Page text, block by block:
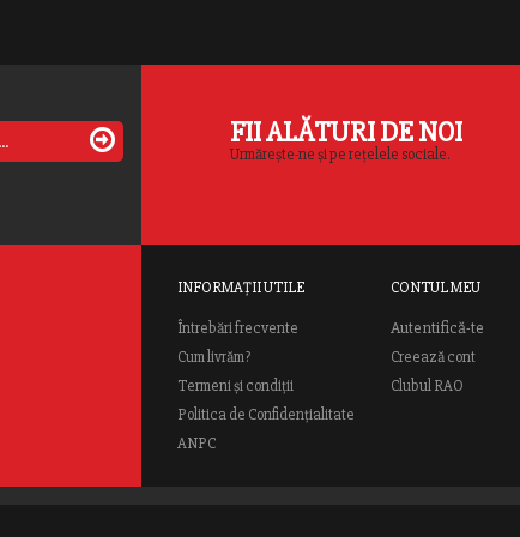
FII ALĂTURI DE NOI
Urmărește-ne și pe rețelele sociale.
INFORMAȚII UTILE
Întrebări frecvente
Cum livrăm?
Termeni și condiții
Politica de Confidențialitate
ANPC
CONTUL MEU
Autentifică-te
Creează cont
Clubul RAO